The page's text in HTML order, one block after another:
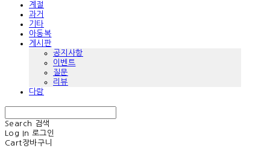
계절
과거
기타
아동복
게시판
공지사항
이벤트
질문
리뷰
다람
Search
검색
Log In 로그인
Cart장바구니